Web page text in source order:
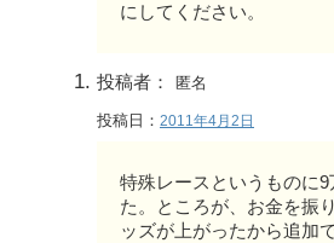
にしてください。
投稿者： 匿名
投稿日： 2011年4月2日
特殊レースというものに
た。ところが、お金を振
ッズが上がったから追加